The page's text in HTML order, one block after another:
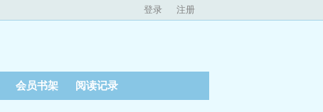
登录 注册
会员书架 阅读记录